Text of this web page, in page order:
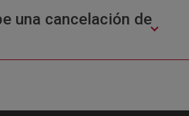
una cancelación de